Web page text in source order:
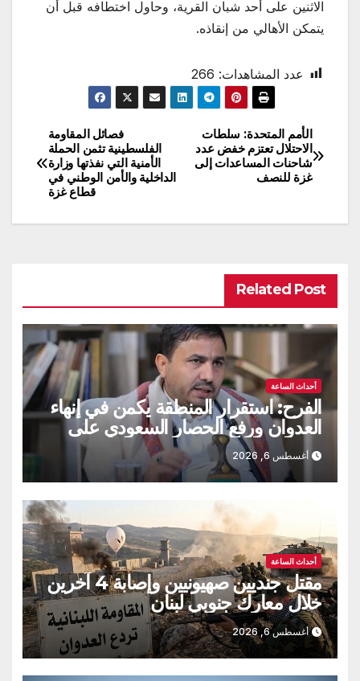
الاثنين على أحد شبان القرية، وحاول اختطافه قبل أن
يتمكن الأهالي من إنقاذه.
عدد المشاهدات: 266
تصفّح
المقالات
فصائل المقاومة
الفلسطينية تثمن الحملة
الأمنية التي نفذتها وزارة
الداخلية والأمن الوطني في
قطاع غزة
الأمم المتحدة: سلطات
الاحتلال تعتزم خفض عدد
شاحنات المساعدات إلى
غزة للنصف
Related Post
أحداث الساعة
الفرح: استقرار المنطقة يكمن في إنهاء
العدوان ورفع الحصار السعودي على
اليمن
أغسطس 6, 2026
أحداث الساعة
مقتل جنديين صهيونيين وإصابة 4 آخرين
خلال معارك جنوبي لبنان
أغسطس 6, 2026